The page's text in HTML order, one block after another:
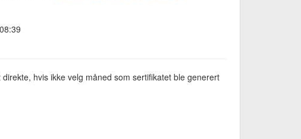
hvis ikke velg måned som sertifikatet ble generert